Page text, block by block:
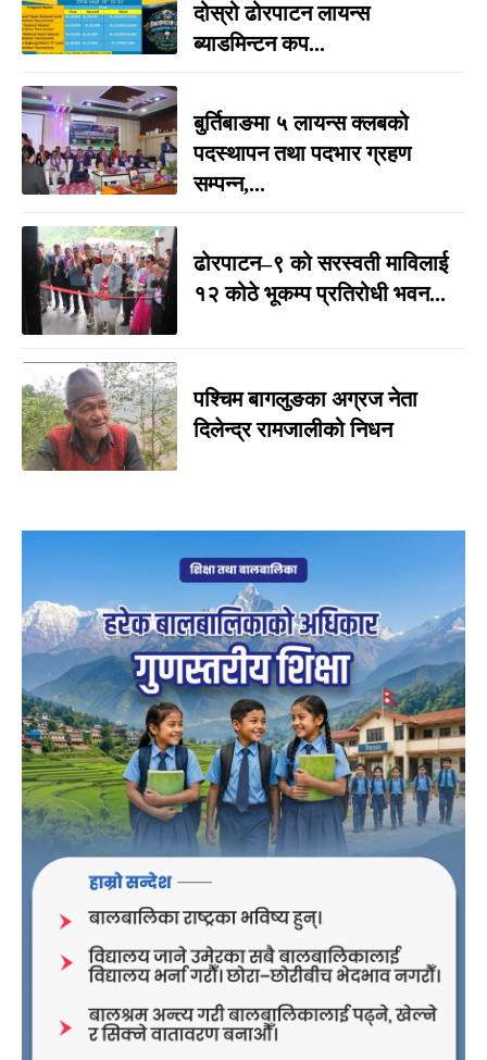
दोस्रो ढोरपाटन लायन्स
ब्याडमिन्टन कप...
बुर्तिबाङमा ५ लायन्स क्लबको
पदस्थापन तथा पदभार ग्रहण
सम्पन्न,...
ढोरपाटन–९ को सरस्वती माविलाई
१२ कोठे भूकम्प प्रतिरोधी भवन...
पश्चिम बागलुङका अग्रज नेता
दिलेन्द्र रामजालीको निधन